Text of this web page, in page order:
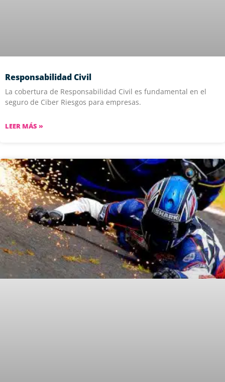
Responsabilidad Civil
La cobertura de Responsabilidad Civil es fundamental en el
seguro de Ciber Riesgos para empresas.
LEER MÁS »